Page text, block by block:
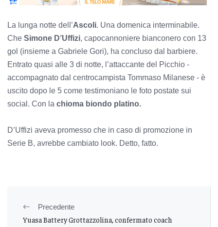
La lunga notte dell’Ascoli. Una domenica interminabile.
Che Simone D’Uffizi, capocannoniere bianconero con 13
gol (insieme a Gabriele Gori), ha concluso dal barbiere.
Entrato quasi alle 3 di notte, l’attaccante del Picchio -
accompagnato dal centrocampista Tommaso Milanese - è
uscito dopo le 5 come testimoniano le foto postate sui
social. Con la chioma biondo platino.
D’Uffizi aveva promesso che in caso di promozione in
Serie B, avrebbe cambiato look. Detto, fatto.
Precedente
Yuasa Battery Grottazzolina, confermato coach